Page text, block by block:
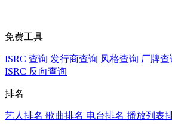
免费工具
ISRC 查询 发行商查询 风格查询 厂牌查
ISRC 反向查询
排名
艺人排名 歌曲排名 电台排名 播放列表